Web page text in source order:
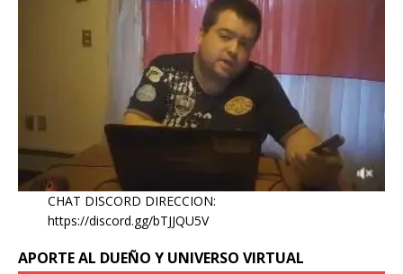
CHAT DISCORD DIRECCION:
https://discord.gg/bTJJQU5V
APORTE AL DUEÑO Y UNIVERSO VIRTUAL